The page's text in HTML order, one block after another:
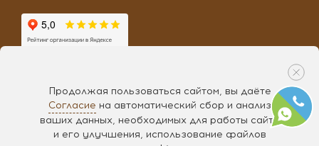
ЗАПРОСИТЬ ПОД ЗАКАЗ
Разработка « Чипса», 2017
Продолжая пользоваться сайтом, вы даёте
Согласие на автоматический сбор и анализ
ваших данных, необходимых для работы сайта
и его улучшения, использование файлов